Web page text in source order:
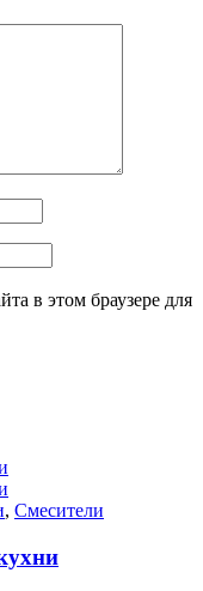
в этом браузере для
, Смесители